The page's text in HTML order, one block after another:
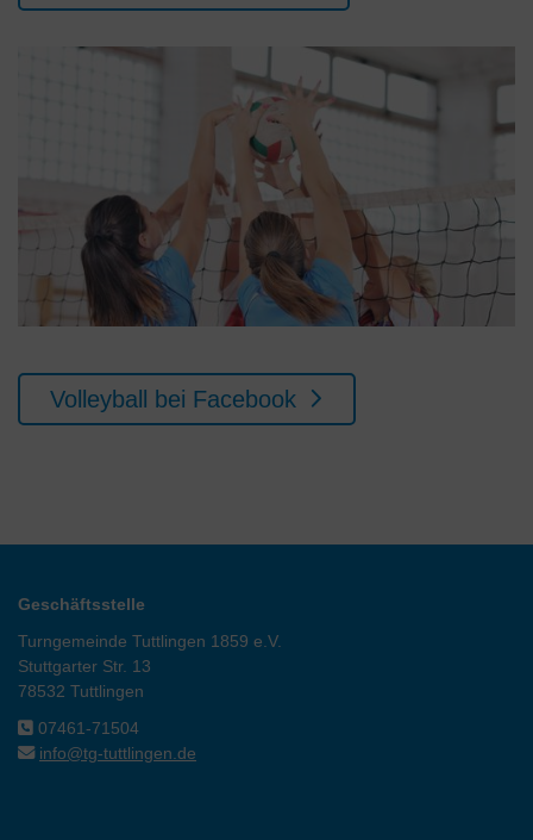
Volleyball bei Facebook
Geschäftsstelle
Turngemeinde Tuttlingen 1859 e.V.
Stuttgarter Str. 13
78532 Tuttlingen
07461-71504
info@tg-tuttlingen.de